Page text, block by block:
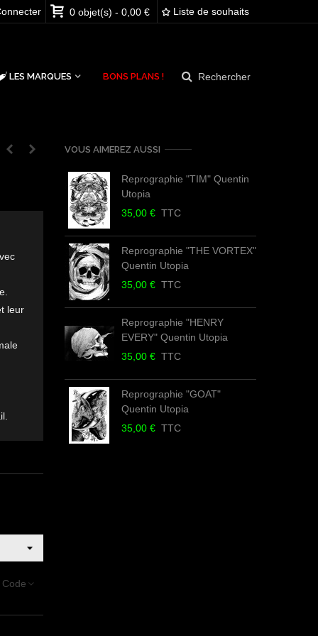
0 objet(s) - 0,00 € Liste de souhaits
LES MARQUES BONS PLANS ! Rechercher
leur
Code
VOUS AIMEREZ AUSSI
Reprographie "TIM" Quentin
Utopia
35,00 € TTC
Reprographie "THE VORTEX"
Quentin Utopia
35,00 € TTC
Reprographie "HENRY
EVERY" Quentin Utopia
35,00 € TTC
Reprographie "GOAT"
Quentin Utopia
35,00 € TTC